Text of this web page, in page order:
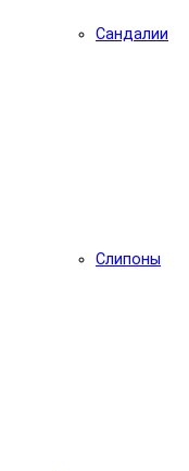
Сандалии
Слипоны